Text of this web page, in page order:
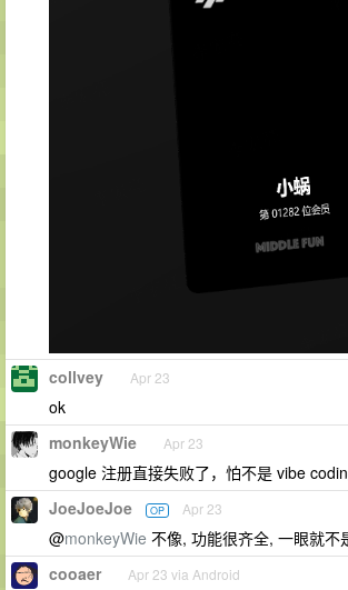
collvey Apr 23
ok
monkeyWie Apr 23
google 注册直接失败了，怕不是 vibe
JoeJoeJoe OP Apr 23
@monkeyWie 不像, 功能很齐全, 一眼就不
cooaer Apr 23 via Android